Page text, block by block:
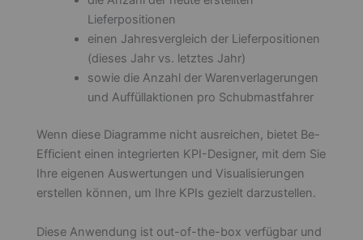
Lieferpositionen
einen Jahresvergleich der Lieferpositionen
(dieses Jahr vs. letztes Jahr)
sowie die Anzahl der Warenverlagerungen
und Auffüllaktionen pro Schubmastfahrer
Wenn diese Diagramme nicht ausreichen, bietet Be-
Efficient einen integrierten KPI-Designer, mit dem Sie
Ihre eigenen Auswertungen und Visualisierungen
erstellen können, um Ihre KPIs gezielt darzustellen.
Diese Anwendung ist out-of-the-box verfügbar und